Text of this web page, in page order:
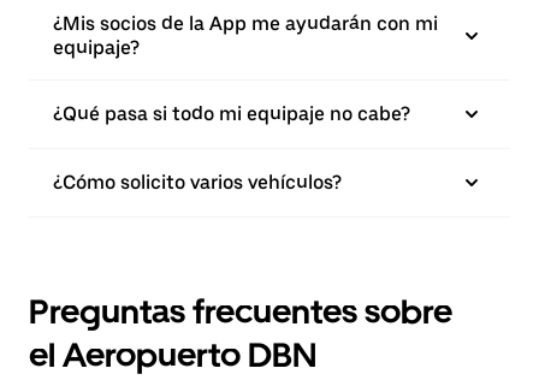
¿Mis socios de la App me ayudarán con mi
equipaje?
¿Qué pasa si todo mi equipaje no cabe?
¿Cómo solicito varios vehículos?
Preguntas frecuentes sobre
el Aeropuerto DBN